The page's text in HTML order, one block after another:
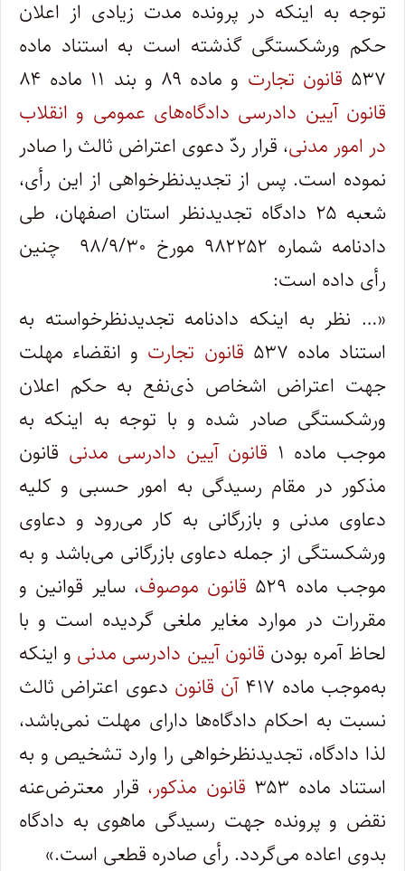
توجه به اینکه در پرونده مدت زیادی از اعلان
حکم ورشکستگی گذشته است به استناد ماده
۵۳۷ قانون تجارت و ماده ۸۹ و بند ۱۱ ماده ۸۴
قانون آیین دادرسی دادگاه‌های عمومی و انقلاب
در امور مدنی، قرار ردّ دعوی اعتراض ثالث را صادر
نموده است. پس از تجدیدنظرخواهی از این رأی،
شعبه ۲۵ دادگاه تجدیدنظر استان اصفهان، طی
دادنامه شماره ۹۸۲۲۵۲ مورخ ۹۸/۹/۳۰ چنین
رأی داده است:
«… نظر به اینکه دادنامه تجدیدنظرخواسته به
استناد ماده ۵۳۷
قانون تجارت و انقضاء مهلت
جهت اعتراض اشخاص ذی‌نفع به حکم اعلان
ورشکستگی صادر شده و با توجه به اینکه به
موجب ماده ۱
قانون آیین دادرسی مدنی قانون
مذکور در مقام رسیدگی به امور حسبی و کلیه
دعاوی مدنی و بازرگانی به کار می‌رود و دعاوی
ورشکستگی از جمله دعاوی بازرگانی می‌باشد و به
موجب ماده ۵۲۹
قانون موصوف، سایر قوانین و
مقررات در موارد مغایر ملغی گردیده است و با
لحاظ آمره بودن قانون آیین دادرسی مدنی و اینکه
به‌موجب ماده ۴۱۷
آن قانون دعوی اعتراض ثالث
نسبت به احکام دادگاه‌ها دارای مهلت نمی‌باشد،
لذا دادگاه، تجدیدنظرخواهی را وارد تشخیص و به
استناد ماده ۳۵۳
قانون مذکور، قرار معترض‌عنه
نقض و پرونده جهت رسیدگی ماهوی به دادگاه
بدوی اعاده می‌گردد. رأی صادره قطعی است.»